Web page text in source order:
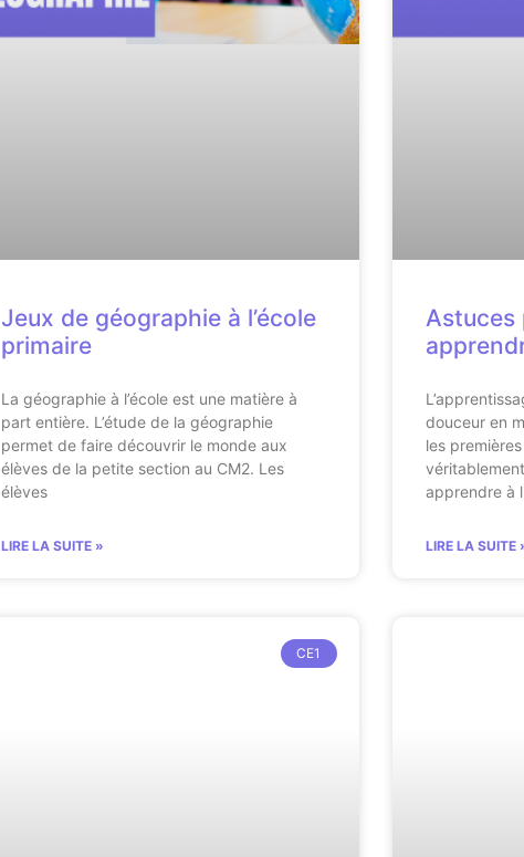
Jeux de géographie à l’école
primaire
La géographie à l’école est une matière à
part entière. L’étude de la géographie
permet de faire découvrir le monde aux
élèves de la petite section au CM2. Les
élèves
LIRE LA SUITE »
Astuces
douceur en
les
apprendre à
LIRE LA SUITE
CE1